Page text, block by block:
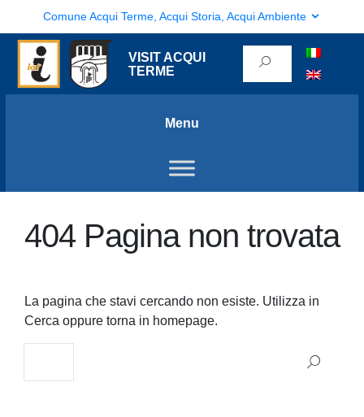
Comune Acqui Terme, Acqui Storia, Acqui Ambiente
VISIT ACQUI
TERME
Menu
404 Pagina non trovata
La pagina che stavi cercando non esiste. Utilizza in
Cerca oppure torna in homepage.